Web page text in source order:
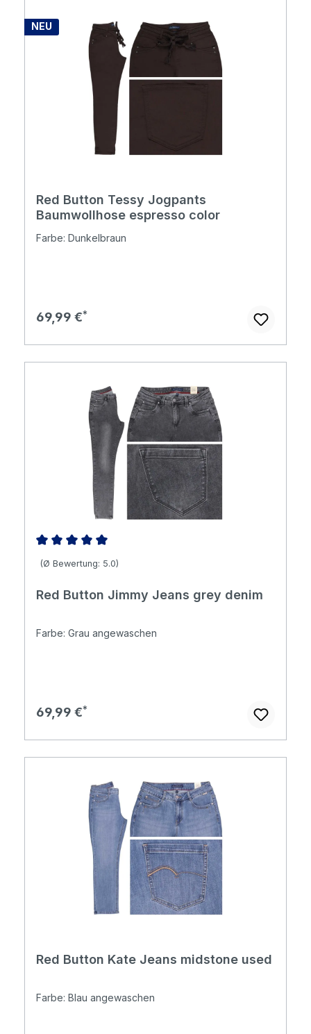
NEU
Red Button Tessy Jogpants
Baumwollhose espresso color
Farbe: Dunkelbraun
Regulärer Preis:
69,99 €
Durchschnittliche Bewertung von 5 von 5 Sternen
(Ø Bewertung: 5.0)
Red Button Jimmy Jeans grey denim
Farbe: Grau angewaschen
Regulärer Preis:
69,99 €
Red Button Kate Jeans midstone used
Farbe: Blau angewaschen